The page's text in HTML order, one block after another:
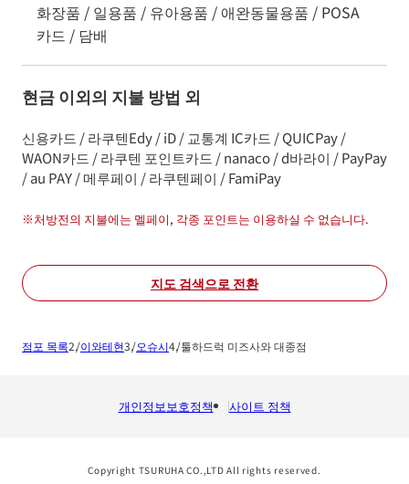
화장품 / 일용품 / 유아용품 / 애완동물용품 / POSA
카드 / 담배
현금 이외의 지불 방법 외
신용카드 / 라쿠텐Edy / iD / 교통계 IC카드 / QUICPay /
WAON카드 / 라쿠텐 포인트카드 / nanaco / d바라이 / PayPay
/ au PAY / 메루페이 / 라쿠텐페이 / FamiPay
※처방전의 지불에는 멜페이, 각종 포인트는 이용하실 수 없습니다.
지도 검색으로 전환
점포 목록 이와테현 오슈시 툴하드럭 미즈사와 대종점
개인정보보호정책 사이트 정책
Copyright TSURUHA CO.,LTD All rights reserved.